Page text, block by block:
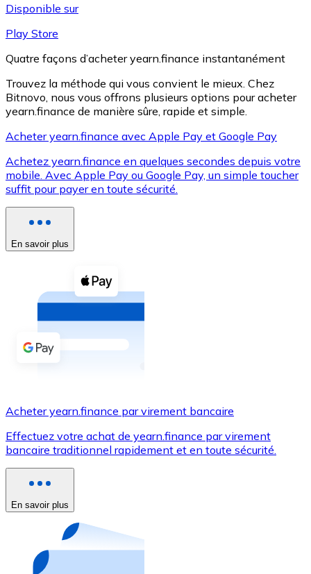
XRP
XRP
Voir toutes
Coupons crypto
Achetez des cryptomonnaies en espèces et d'autres
Acheter avec espèces
Virement SEPA
Carte de crédit / débit
Utilisez les cartes Visa et Mastercard pour acheter
Acheter avec carte
Nouveau
Achetez des cartes-cadeaux de vos marques
Disponible sur
Play Store
Quatre façons d’acheter yearn.finance instantanément
Trouvez la méthode qui vous convient le mieux. Chez
Bitnovo, nous vous offrons plusieurs options pour acheter
yearn.finance de manière sûre, rapide et simple.
Acheter yearn.finance avec Apple Pay et Google Pay
Achetez yearn.finance en quelques secondes depuis votre
mobile. Avec Apple Pay ou Google Pay, un simple toucher
suffit pour payer en toute sécurité.
En savoir plus
Acheter yearn.finance par virement bancaire
Effectuez votre achat de yearn.finance par virement
bancaire traditionnel rapidement et en toute sécurité.
En savoir plus